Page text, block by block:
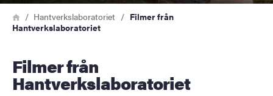
Länkstig
HemHantverkslaboratoriet
Filmer från
Hantverkslaboratoriet
Filmer från
Hantverkslaboratoriet